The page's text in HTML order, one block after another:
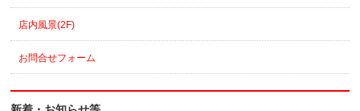
店内風景(2F)
お問合せフォーム